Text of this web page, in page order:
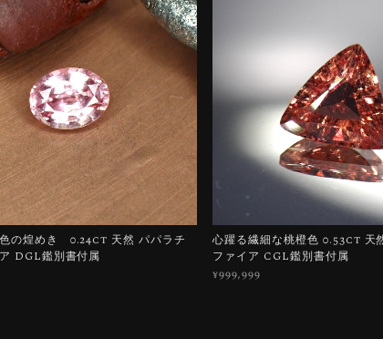
の煌めき 0.24ct 天然 パパラチ
DGL鑑別書付属
心躍る繊細な桃橙色 0.53ct 天
ファイア CGL鑑別書付属
¥999,999